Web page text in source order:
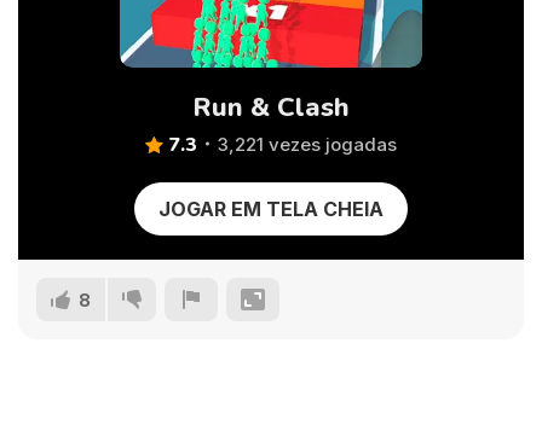
Run & Clash
7.3 3,221 vezes jogadas
JOGAR EM TELA CHEIA
8